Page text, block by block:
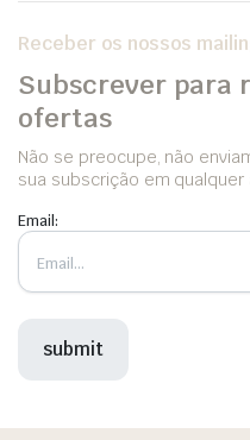
Receber os nossos
Subscrever para
ofertas
Não se preocupe, não
sua subscrição em qualquer
Email: